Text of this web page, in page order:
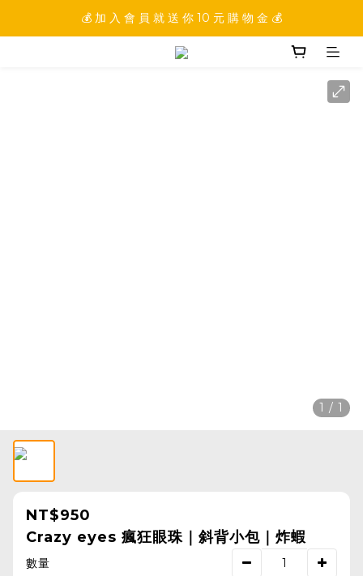
💰 加 入 會 員 就 送 你 10 元 購 物 金 💰
💰 加 入 會 員 就 送 你 10 元 購 物 金 💰
💰 填 寫 完 整 會 員 資 訊 再 送 點 數 22222 點 💰
1 / 1
NT$950
Crazy eyes 瘋狂眼珠｜斜背小包｜炸蝦
數量